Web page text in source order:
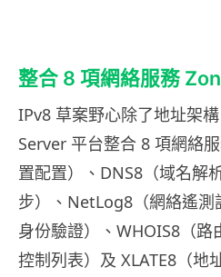
整合 8 項網絡服務
IPv8 草案野心除了地址架
Server 平台整合 8 項網絡
置配置）、DNS8（域名解
步）、NetLog8（網絡遙測
身份驗證）、WHOIS8（路
控制列表）及 XLATE8（地